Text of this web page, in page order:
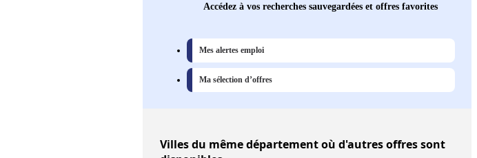
Accédez à vos recherches sauvegardées et offres favorites
Mes alertes emploi
Ma sélection d’offres
Villesdu même département où d'autres offres sont